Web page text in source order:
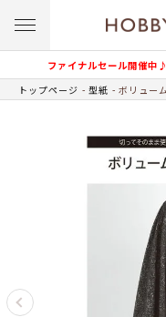
ファイナルセール開催中
トップページ 型紙 ボリュー